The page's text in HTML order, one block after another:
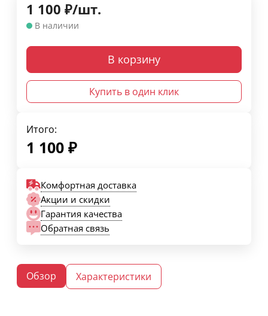
1 100 ₽/шт.
В наличии
В корзину
Купить в один клик
Итого:
1 100 ₽
Комфортная доставка
Акции и скидки
Гарантия качества
Обратная связь
Обзор Характеристики